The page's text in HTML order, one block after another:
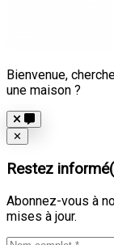
Bienvenue,
une maison ?
Close
✕
Restez
Abonnez-vous à
mises à jour.